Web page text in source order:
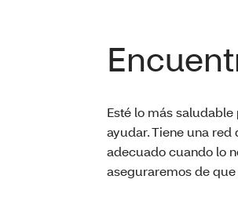
Esté lo más
ayudar. Tiene una
adecuado cuando lo
aseguraremos de